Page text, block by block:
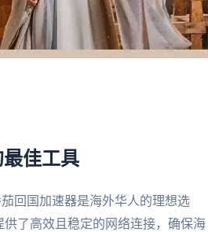
佳工具
回国加速器是海外华人的理想选
了高效且稳定的网络连接，确保海